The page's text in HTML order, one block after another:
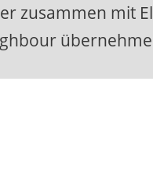
zusammen mit